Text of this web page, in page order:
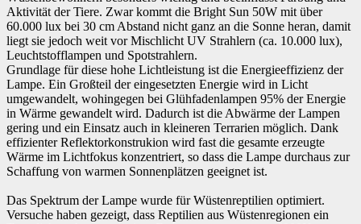
Aktivität der Tiere. Zwar kommt die Bright Sun 50W mit über
60.000 lux bei 30 cm Abstand nicht ganz an die Sonne heran, damit
liegt sie jedoch weit vor Mischlicht UV Strahlern (ca. 10.000 lux),
Leuchtstofflampen und Spotstrahlern.
Grundlage für diese hohe Lichtleistung ist die Energieeffizienz der
Lampe. Ein Großteil der eingesetzten Energie wird in Licht
umgewandelt, wohingegen bei Glühfadenlampen 95% der Energie
in Wärme gewandelt wird. Dadurch ist die Abwärme der Lampen
gering und ein Einsatz auch in kleineren Terrarien möglich. Dank
effizienter Reflektorkonstrukion wird fast die gesamte erzeugte
Wärme im Lichtfokus konzentriert, so dass die Lampe durchaus zur
Schaffung von warmen Sonnenplätzen geeignet ist.
Das Spektrum der Lampe wurde für Wüstenreptilien optimiert.
Versuche haben gezeigt, dass Reptilien aus Wüstenregionen ein